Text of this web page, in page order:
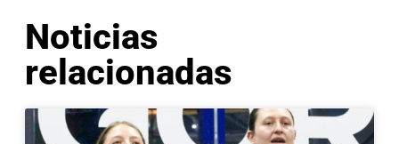
Noticias
relacionadas